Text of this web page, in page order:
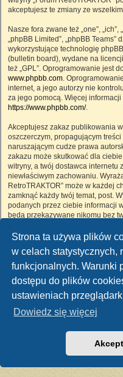
Strona ta używa plików
w celach statystycznych,
funkcjonalnych. Warunki
dostępu do plików
ustawieniach
Dowiedz się więcej
akceptujesz te zmiany ze
Nasze fora zwane też „one”, „ich”,
„phpBB Limited”, „phpBB
wykorzystujące technologię
(bulletin board), wydane na licencji
też „GPL”. Oprogramowanie jest
www.phpbb.com.
internet, a jego autorzy nie
za jego pomocą. Więcej
https://www.phpbb.com/.
Akceptujesz zakaz publikowania
oszczerczym, propagującym
naruszającym cudze prawa
zakazu może skutkować dla
witryny, a twój dostawca internetu
niewłaściwym zachowaniu.
RetroTRAKTOR” może w każdej
zamknąć każdy twój temat, post.
podanych przez ciebie informacji
będą przekazywane nikomu bez
RetroTRAKTOR”, ani phpBB nie
witryny, podczas których może
Portal RetroTRAKTOR.pl
Technologię dostarcza
Polski pakiet
Zasady ochrony